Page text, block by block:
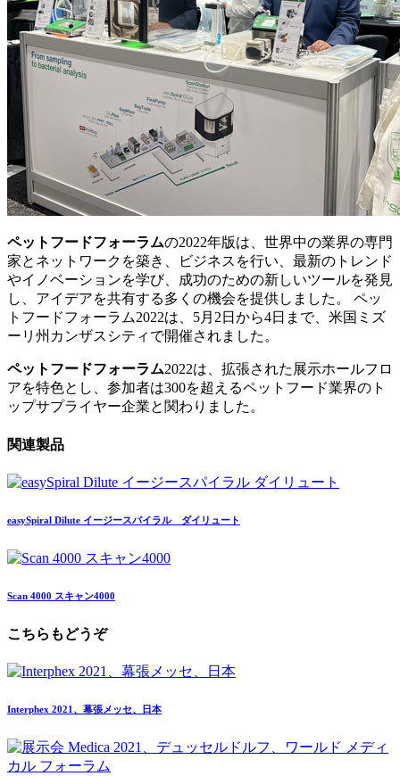
ペットフードフォーラムの2022年版は、世界中の業界の専門
家とネットワークを築き、ビジネスを行い、最新のトレンド
やイノベーションを学び、成功のための新しいツールを発見
し、アイデアを共有する多くの機会を提供しました。 ペッ
トフードフォーラム2022は、5月2日から4日まで、米国ミズ
ーリ州カンザスシティで開催されました。
ペットフードフォーラム2022は、拡張された展示ホールフロ
アを特色とし、参加者は300を超えるペットフード業界のト
ップサプライヤー企業と関わりました。
関連製品
easySpiral Dilute イージースパイラル ダイリュート
Scan 4000 スキャン4000
こちらもどうぞ
Interphex 2021、幕張メッセ、日本